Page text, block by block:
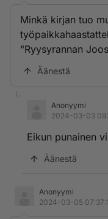
Minkä kirjan tuo
"Ryysyrannan
Äänestä
Anonyymi
2024-03-03
Eikun punainen
Äänestä
Anonyymi
2024-03-05